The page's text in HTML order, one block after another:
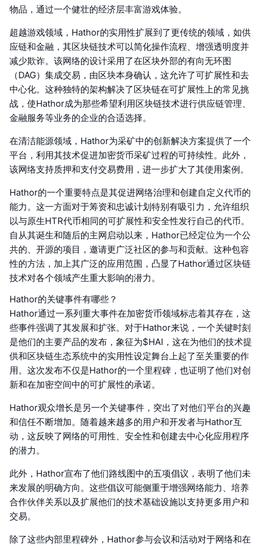
物品，通过一个健壮的经济层丰富游戏体验。
超越游戏领域，Hathor的实用性扩展到了更传统的领域，如供
应链和金融，其区块链技术可以简化操作流程、增强透明度并
减少欺诈。该网络的设计采用了在区块外部的有向无环图
（DAG）集成交易，由区块本身确认，这允许了可扩展性和去
中心化。这种独特的架构解决了区块链在可扩展性上的常见挑
战，使Hathor成为那些希望利用区块链技术进行供应链管理、
金融服务等业务的企业的合适选择。
在清洁能源领域，Hathor为采矿中的创新解决方案提供了一个
平台，利用其技术促进加密货币采矿过程的可持续性。此外，
该网络支持质押和支付交易费用，进一步扩大了其使用案例。
Hathor的一个重要特点是其促进网络治理和创建自定义代币的
能力。这一方面对于筹资和忠诚计划特别有吸引力，允许组织
以与原生HTR代币相同的可扩展性和安全性发行自己的代币。
自从其诞生和随后的主网启动以来，Hathor已经定位为一个公
共的、开源的项目，邀请更广泛社区的参与和贡献。这种包容
性的方法，加上其广泛的应用范围，凸显了Hathor通过区块链
技术对各个领域产生重大影响的潜力。
Hathor的关键事件有哪些？
Hathor通过一系列重大事件在加密货币领域标志着其存在，这
些事件强调了其发展和扩张。对于Hathor来说，一个关键时刻
是他们的主要产品的发布，象征为$HAI，这在为他们的技术提
供和区块链生态系统中的实用性设定舞台上起了至关重要的作
用。这次发布不仅是Hathor的一个里程碑，也证明了他们对创
新和在加密空间中的可扩展性的承诺。
Hathor观众增长是另一个关键事件，突出了对他们平台的兴趣
和信任不断增加。随着越来越多的用户和开发者与Hathor互
动，这反映了网络的可用性、安全性和创建去中心化应用程序
的潜力。
此外，Hathor宣布了他们路线图中的五项倡议，表明了他们未
来发展的明确方向。这些倡议可能侧重于增强网络能力、培养
合作伙伴关系以及扩展他们的技术基础设施以支持更多用户和
交易。
除了这些内部里程碑外，Hathor参与会议和活动对于网络和在